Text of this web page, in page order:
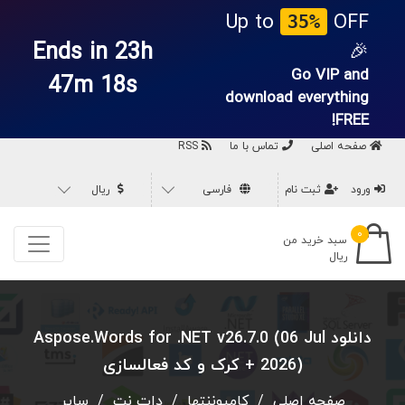
Up to 35%
OFF
🎉
Go VIP and
download everything
FREE!
Ends in 23h
47m 17s
صفحه اصلی تماس با ما
ورود ثبت نام فارسی ریال
۰
سبد خرید من
ریال
دانلود Aspose.Words for .NET v26.7.0 (06 Jul
2026) + کرک و کد فعالسازی